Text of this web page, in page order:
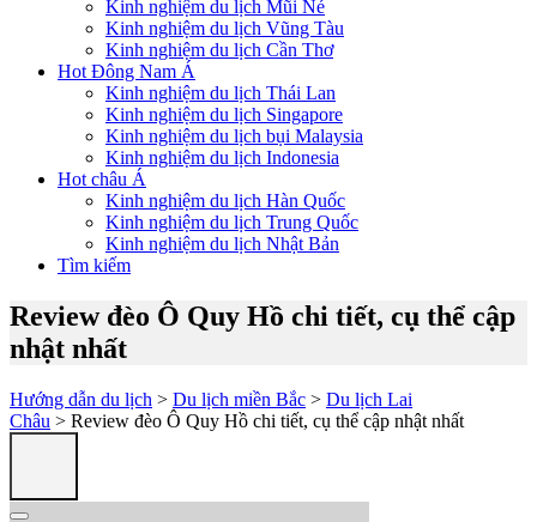
Kinh nghiệm du lịch Mũi Né
Kinh nghiệm du lịch Vũng Tàu
Kinh nghiệm du lịch Cần Thơ
Hot Đông Nam Á
Kinh nghiệm du lịch Thái Lan
Kinh nghiệm du lịch Singapore
Kinh nghiệm du lịch bụi Malaysia
Kinh nghiệm du lịch Indonesia
Hot châu Á
Kinh nghiệm du lịch Hàn Quốc
Kinh nghiệm du lịch Trung Quốc
Kinh nghiệm du lịch Nhật Bản
Tìm kiếm
Review đèo Ô Quy Hồ chi tiết, cụ thể cập
nhật nhất
Hướng dẫn du lịch > Du lịch miền Bắc > Du lịch Lai
Châu > Review đèo Ô Quy Hồ chi tiết, cụ thể cập nhật nhất